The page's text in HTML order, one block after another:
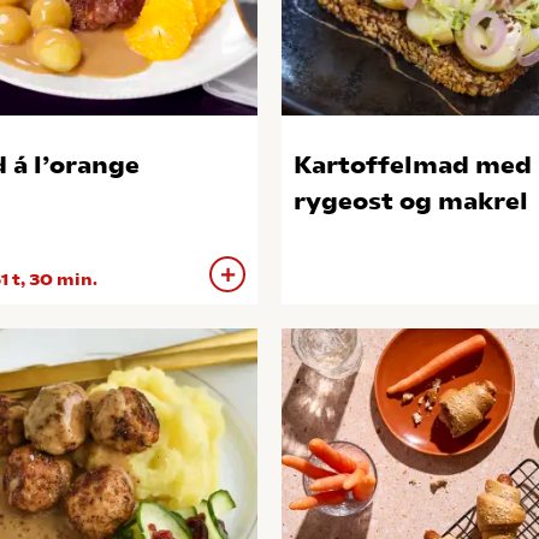
á l’orange
t, 30 min.
Kartoffelmad med
rygeost og makrel